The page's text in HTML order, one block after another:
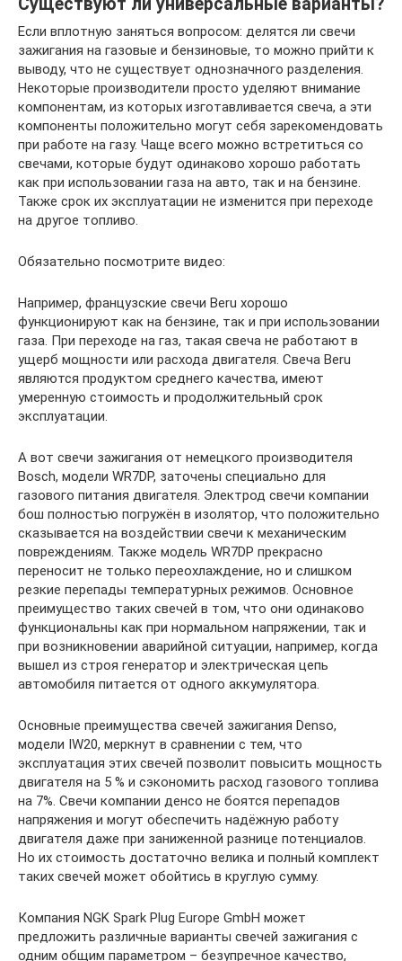
Если вплотную заняться вопросом: делятся ли свечи
зажигания на газовые и бензиновые, то можно прийти к
выводу, что не существует однозначного разделения.
Некоторые производители просто уделяют внимание
компонентам, из которых изготавливается свеча, а эти
компоненты положительно могут себя зарекомендовать
при работе на газу. Чаще всего можно встретиться со
свечами, которые будут одинаково хорошо работать
как при использовании газа на авто, так и на бензине.
Также срок их эксплуатации не изменится при переходе
на другое топливо.
Обязательно посмотрите видео:
Например, французские свечи Beru хорошо
функционируют как на бензине, так и при использовании
газа. При переходе на газ, такая свеча не работают в
ущерб мощности или расхода двигателя. Свеча Beru
являются продуктом среднего качества, имеют
умеренную стоимость и продолжительный срок
эксплуатации.
А вот свечи зажигания от немецкого производителя
Bosch, модели WR7DP, заточены специально для
газового питания двигателя. Электрод свечи компании
бош полностью погружён в изолятор, что положительно
сказывается на воздействии свечи к механическим
повреждениям. Также модель WR7DP прекрасно
переносит не только переохлаждение, но и слишком
резкие перепады температурных режимов. Основное
преимущество таких свечей в том, что они одинаково
функциональны как при нормальном напряжении, так и
при возникновении аварийной ситуации, например, когда
вышел из строя генератор и электрическая цепь
автомобиля питается от одного аккумулятора.
Основные преимущества свечей зажигания Denso,
модели IW20, меркнут в сравнении с тем, что
эксплуатация этих свечей позволит повысить мощность
двигателя на 5 % и сэкономить расход газового топлива
на 7%. Свечи компании денсо не боятся перепадов
напряжения и могут обеспечить надёжную работу
двигателя даже при заниженной разнице потенциалов.
Но их стоимость достаточно велика и полный комплект
таких свечей может обойтись в круглую сумму.
Компания NGK Spark Plug Europe GmbH может
предложить различные варианты свечей зажигания с
одним общим параметром – безупречное качество,